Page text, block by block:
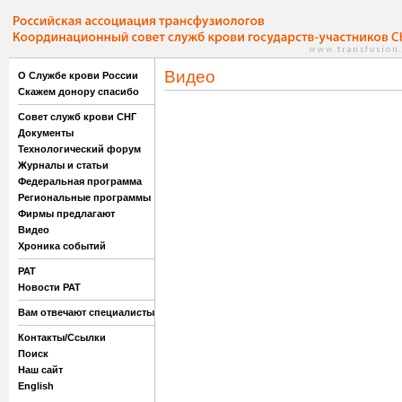
О Службе крови России
Скажем донору спасибо
Совет служб крови СНГ
Документы
Технологический форум
Журналы и статьи
Федеральная программа
Региональные программы
Фирмы предлагают
Видео
Хроника событий
РАТ
Новости РАТ
Вам отвечают специалисты
Контакты/Ссылки
Поиск
Наш сайт
English
Видео